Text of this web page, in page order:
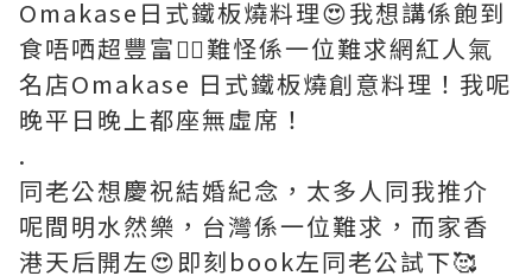
Omakase日式鐵板燒料理😍我想講係飽到
食唔哂超豐富👍🏻難怪係一位難求網紅人氣
名店Omakase 日式鐵板燒創意料理！我呢
晚平日晚上都座無虛席！
.
同老公想慶祝結婚紀念，太多人同我推介
呢間明水然樂，台灣係一位難求，而家香
港天后開左😍即刻book左同老公試下🥰